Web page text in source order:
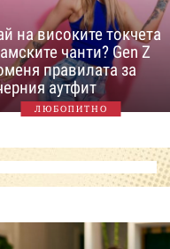
на високите токчета
чанти? Gen Z
правилата за
аутфит
ЛЮБОПИТНО